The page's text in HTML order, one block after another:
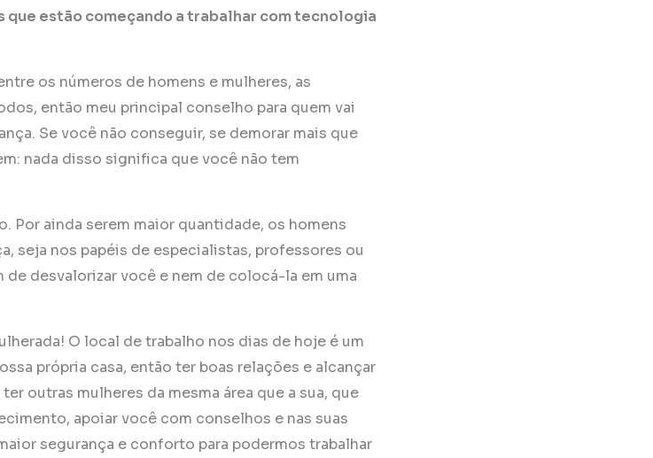
que estão começando a trabalhar com tecnologia
os números de homens e mulheres, as
então meu principal conselho para quem vai
Se você não conseguir, se demorar mais que
nada disso significa que você não tem
Por ainda serem maior quantidade, os homens
seja nos papéis de especialistas, professores ou
desvalorizar você e nem de colocá-la em uma
O local de trabalho nos dias de hoje é um
própria casa, então ter boas relações e alcançar
outras mulheres da mesma área que a sua, que
apoiar você com conselhos e nas suas
segurança e conforto para podermos trabalhar